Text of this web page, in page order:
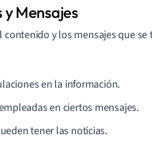
Mensajes
y los mensajes que se
en la información.
en ciertos mensajes.
tener las noticias.